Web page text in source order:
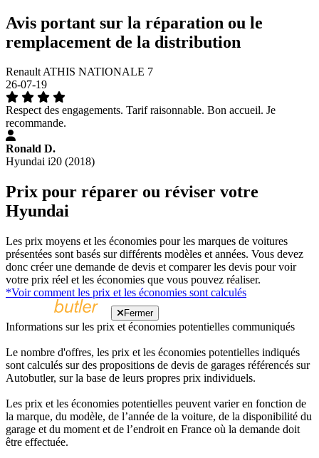
Avis portant sur la réparation ou le
remplacement de la distribution
Renault ATHIS NATIONALE 7
26-07-19
Respect des engagements. Tarif raisonnable. Bon accueil. Je
recommande.
Ronald D.
Hyundai i20 (2018)
Prix pour réparer ou réviser votre
Hyundai
Les prix moyens et les économies pour les marques de voitures
présentées sont basés sur différents modèles et années. Vous devez
donc créer une demande de devis et comparer les devis pour voir
votre prix réel et les économies que vous pouvez réaliser.
*Voir comment les prix et les économies sont calculés
Fermer
Informations sur les prix et économies potentielles communiqués
Le nombre d'offres, les prix et les économies potentielles indiqués
sont calculés sur des propositions de devis de garages référencés sur
Autobutler, sur la base de leurs propres prix individuels.
Les prix et les économies potentielles peuvent varier en fonction de
la marque, du modèle, de l’année de la voiture, de la disponibilité du
garage et du moment et de l’endroit en France où la demande doit
être effectuée.